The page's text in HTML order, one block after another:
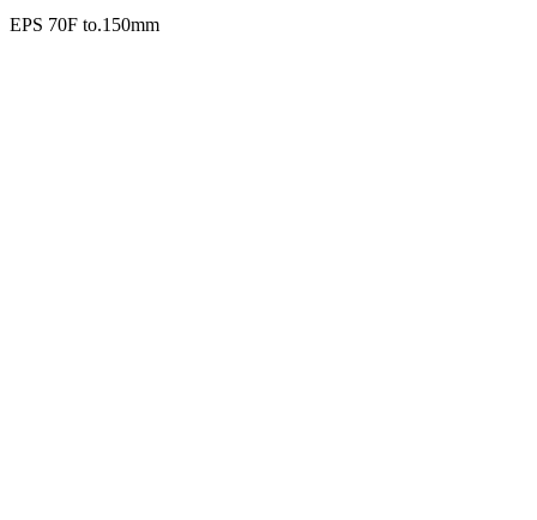
EPS 70F to.150mm